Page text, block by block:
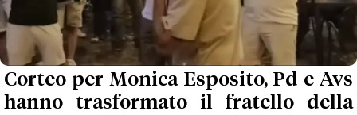
Corteo per Monica Esposito, Pd e Avs
hanno trasformato il fratello della